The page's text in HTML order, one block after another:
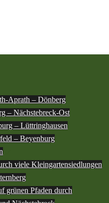
Aprath – Dönberg
– Nächstebreck-Ost
– Lüttringhausen
– Beyenburg
viele Kleingartensiedlungen
grünen Pfaden durch